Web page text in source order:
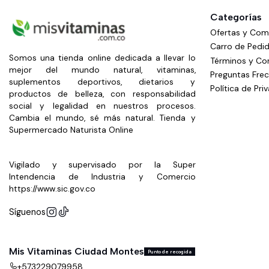
Somos una tienda online dedicada a llevar lo
mejor del mundo natural, vitaminas,
suplementos deportivos, dietarios y
productos de belleza, con responsabilidad
social y legalidad en nuestros procesos.
Cambia el mundo, sé más natural. Tienda y
Supermercado Naturista Online
Vigilado y supervisado por la Super
Intendencia de Industria y Comercio
https://www.sic.gov.co
Síguenos
Categorías
Ofertas y
Carro de
Términos y
Preguntas
Política de
Mis Vitaminas Ciudad Montes Punto de recogida
+573229079958